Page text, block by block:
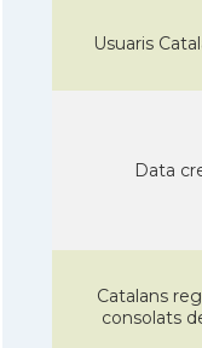
Usuaris
Data
Catalans
consolats